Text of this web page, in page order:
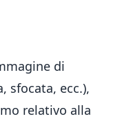
di
sfocata, ecc.),
relativo alla